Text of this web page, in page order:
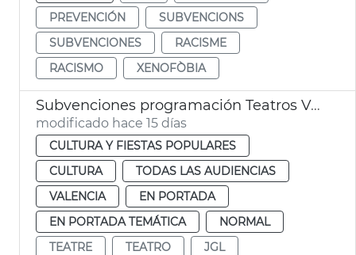
PREVENCIÓN
SUBVENCIONS
SUBVENCIONES
RACISME
RACISMO
XENOFÒBIA
Subvenciones programación Teatros València
modificado hace 15 días
CULTURA Y FIESTAS POPULARES
CULTURA
TODAS LAS AUDIENCIAS
VALENCIA
EN PORTADA
EN PORTADA TEMÁTICA
NORMAL
TEATRE
TEATRO
JGL